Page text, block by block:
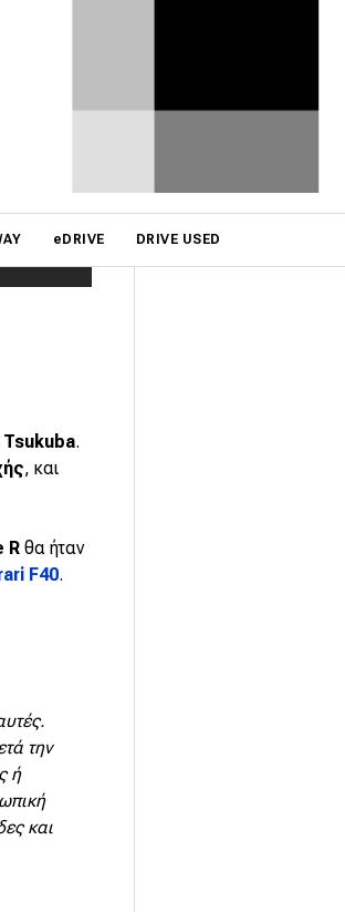
eDRIVE DRIVE USED
Tsukuba.
, και
R θα ήταν
F40.
την
ή
και